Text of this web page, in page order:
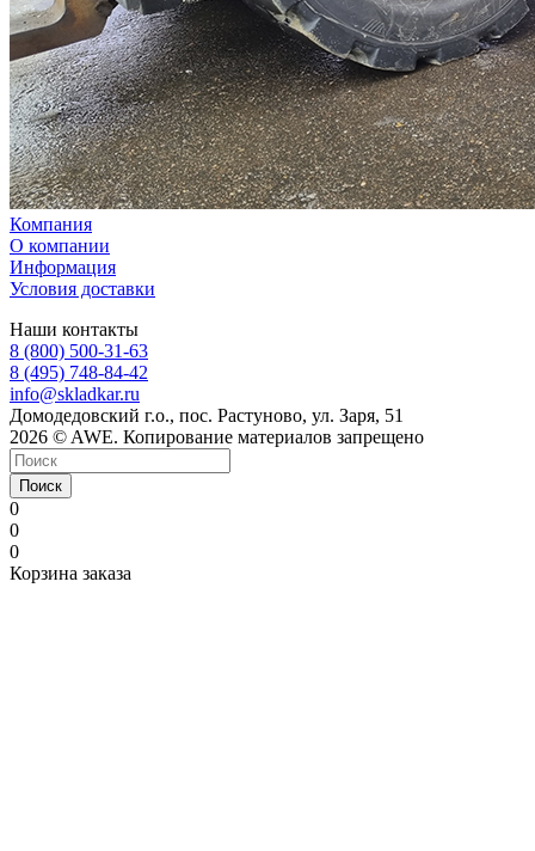
Компания
О компании
Информация
Условия доставки
Наши контакты
8 (800) 500-31-63
8 (495) 748-84-42
info@skladkar.ru
Домодедовский г.о., пос. Растуново, ул. Заря, 51
2026 © AWE. Копирование материалов запрещено
Поиск
0
0
0
Корзина заказа